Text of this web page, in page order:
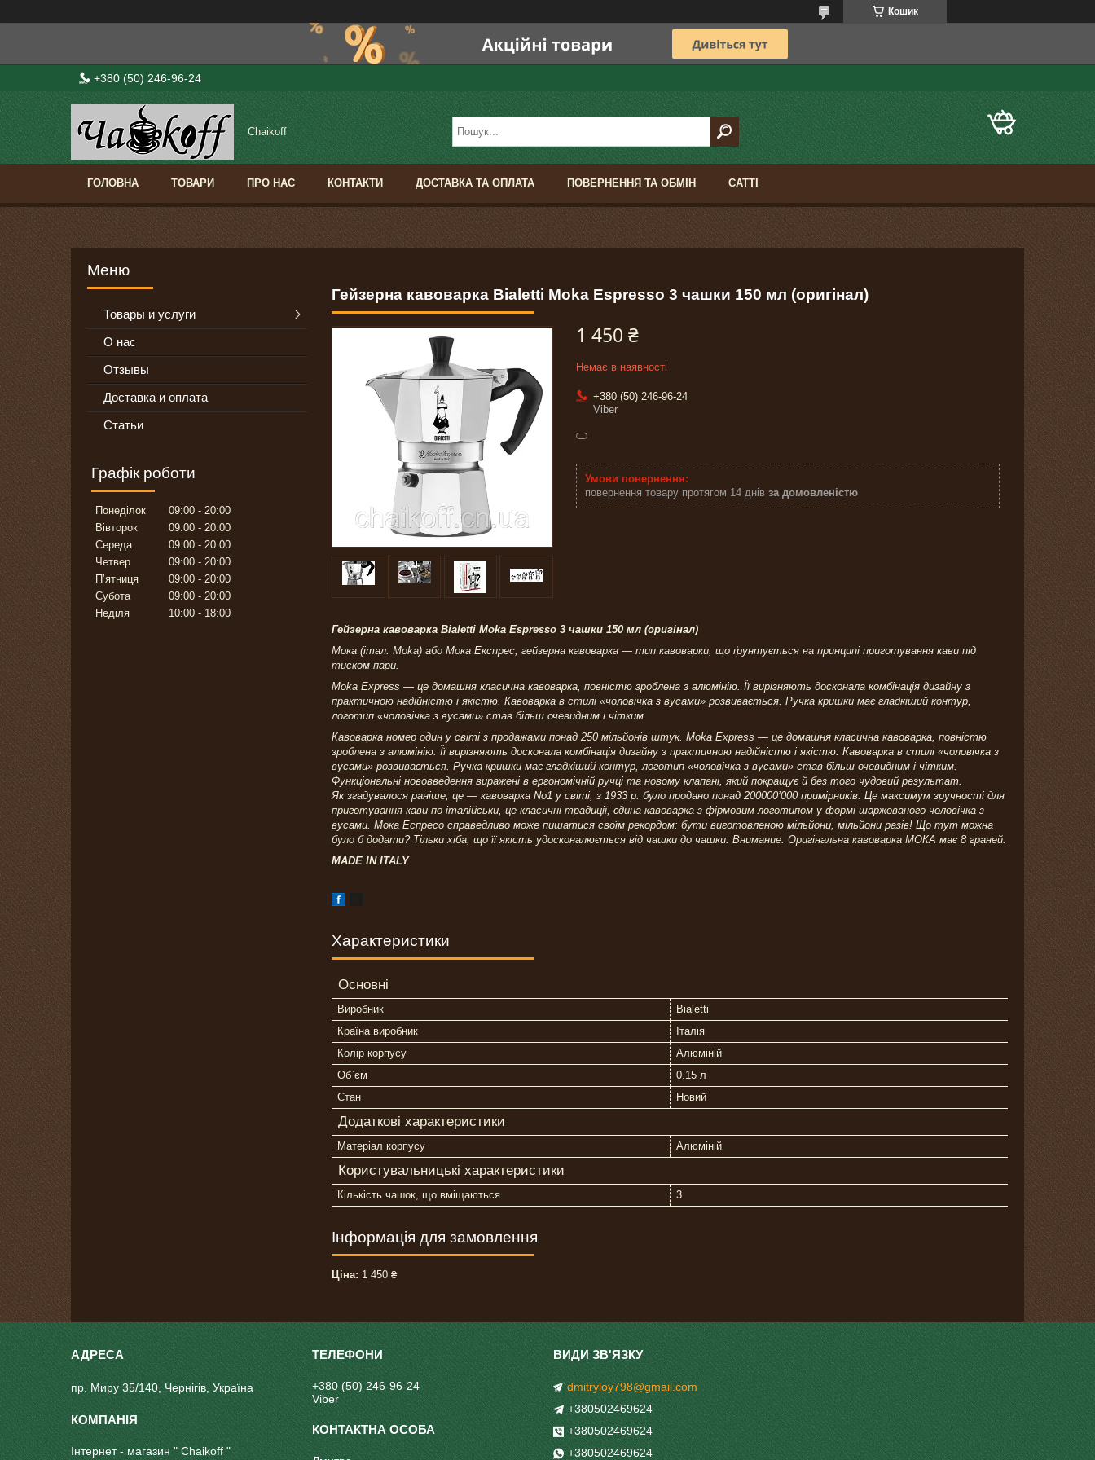
Кошик
+380 (50) 246-96-24
Сhaikoff
ГОЛОВНА ТОВАРИ ПРО НАС КОНТАКТИ ДОСТАВКА ТА ОПЛАТА ПОВЕРНЕННЯ ТА ОБМІН САТТІ
Гейзерна кавоварка Bialetti Moka Espresso 3 чашки 150 мл (оригінал)
1 450 ₴
Немає в наявності
+380 (50) 246-96-24
Viber
повернення товару протягом 14 днів за домовленістю
Гейзерна кавоварка Bialetti Moka Espresso 3 чашки 150 мл (оригінал)
Мока (італ. Moka) або Мока Експрес, гейзерна кавоварка — тип кавоварки, що ґрунтується на принципі приготування кави під
тиском пари.
Moka Express — це домашня класична кавоварка, повністю зроблена з алюмінію. Її вирізняють досконала комбінація дизайну з
практичною надійністю і якістю. Кавоварка в стилі «чоловічка з вусами» розвивається. Ручка кришки має гладкіший контур,
логотип «чоловічка з вусами» став більш очевидним і чітким
Кавоварка номер один у світі з продажами понад 250 мільйонів штук. Moka Express — це домашня класична кавоварка, повністю
зроблена з алюмінію. Її вирізняють досконала комбінація дизайну з практичною надійністю і якістю. Кавоварка в стилі «чоловічка з
вусами» розвивається. Ручка кришки має гладкіший контур, логотип «чоловічка з вусами» став більш очевидним і чітким.
Функціональні нововведення виражені в ергономічній ручці та новому клапані, який покращує й без того чудовий результат.
Як згадувалося раніше, це — кавоварка No1 у світі, з 1933 р. було продано понад 200000’000 примірників. Це максимум зручності для
приготування кави по-італійськи, це класичні традиції, єдина кавоварка з фірмовим логотипом у формі шаржованого чоловічка з
вусами. Мока Еспресо справедливо може пишатися своїм рекордом: бути виготовленою мільйони, мільйони разів! Що тут можна
було б додати? Тільки хіба, що її якість удосконалюється від чашки до чашки. Внимание. Оригінальна кавоварка МОКА має 8 граней.
MADE IN ITALY
Характеристики
Основні
Виробник
Bialetti
Країна виробник
Італія
Колір корпусу
Алюміній
Об`єм
0.15 л
Стан
Новий
Додаткові характеристики
Матеріал корпусу Алюміній
Користувальницькі характеристики
Кількість чашок, що вміщаються 3
Інформація для замовлення
Ціна: 1 450 ₴
Товары и услуги
О нас
Отзывы
Доставка и оплата
Статьи
Графік роботи
Понеділок 09:00
20:00
Вівторок
09:00
20:00
Середа
09:00
20:00
Четвер
09:00
20:00
Пʼятниця
09:00
20:00
Субота
09:00
20:00
Неділя
10:00 18:00
пр. Миру 35/140, Чернігів, Україна
Інтернет - магазин " Chaikoff "
+380 (50) 246-96-24
Viber
dmitryloy798@gmail.com
+380502469624
+380502469624
+380502469624